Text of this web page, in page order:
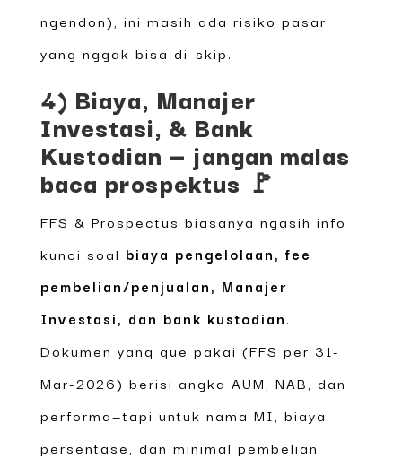
ngendon), ini masih ada risiko pasar
yang nggak bisa di-skip.
4) Biaya, Manajer
Investasi, & Bank
Kustodian — jangan malas
baca prospektus 🚩
FFS & Prospectus biasanya ngasih info
kunci soal biaya pengelolaan, fee
pembelian/penjualan, Manajer
Investasi, dan bank kustodian.
Dokumen yang gue pakai (FFS per 31-
Mar-2026) berisi angka AUM, NAB, dan
performa—tapi untuk nama MI, biaya
persentase, dan minimal pembelian